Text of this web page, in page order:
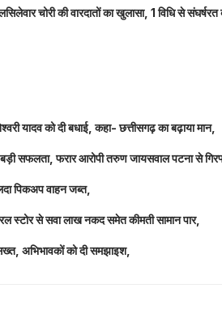
चोरी की वारदातों का खुलासा, 1 विधि से
यादव को दी बधाई, कहा- छत्तीसगढ़ का बढ़ाया मान,
सफलता, फरार आरोपी तरुण जायसवाल पटना से
पिकअप वाहन जब्त,
स्टोर से सवा लाख नकद समेत कीमती सामान पार,
अभिभावकों को दी समझाइश,